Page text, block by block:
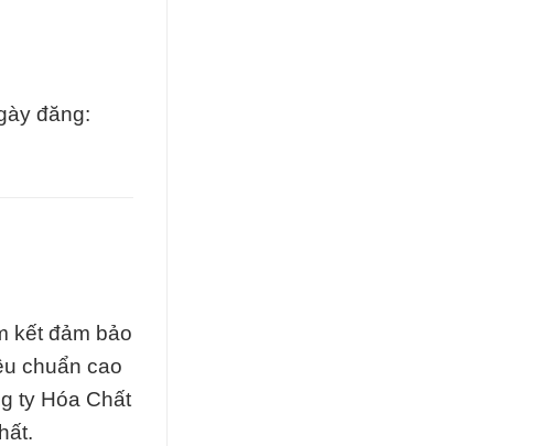
đăng:
kết đảm bảo
chuẩn cao
ty Hóa Chất